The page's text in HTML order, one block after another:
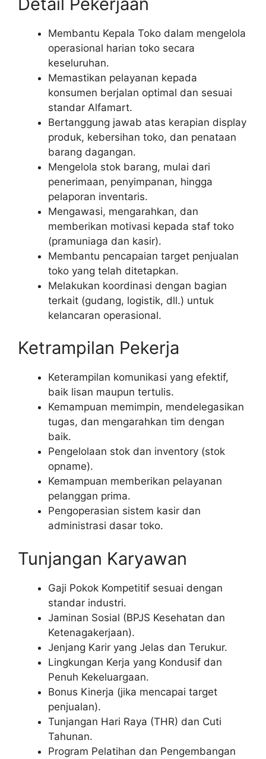
Membantu Kepala Toko dalam mengelola
operasional harian toko secara
keseluruhan.
Memastikan pelayanan kepada
konsumen berjalan optimal dan sesuai
standar Alfamart.
Bertanggung jawab atas kerapian display
produk, kebersihan toko, dan penataan
barang dagangan.
Mengelola stok barang, mulai dari
penerimaan, penyimpanan, hingga
pelaporan inventaris.
Mengawasi, mengarahkan, dan
memberikan motivasi kepada staf toko
(pramuniaga dan kasir).
Membantu pencapaian target penjualan
toko yang telah ditetapkan.
Melakukan koordinasi dengan bagian
terkait (gudang, logistik, dll.) untuk
kelancaran operasional.
Ketrampilan Pekerja
Keterampilan komunikasi yang efektif,
baik lisan maupun tertulis.
Kemampuan memimpin, mendelegasikan
tugas, dan mengarahkan tim dengan
baik.
Pengelolaan stok dan inventory (stok
opname).
Kemampuan memberikan pelayanan
pelanggan prima.
Pengoperasian sistem kasir dan
administrasi dasar toko.
Tunjangan Karyawan
Gaji Pokok Kompetitif sesuai dengan
standar industri.
Jaminan Sosial (BPJS Kesehatan dan
Ketenagakerjaan).
Jenjang Karir yang Jelas dan Terukur.
Lingkungan Kerja yang Kondusif dan
Penuh Kekeluargaan.
Bonus Kinerja (jika mencapai target
penjualan).
Tunjangan Hari Raya (THR) dan Cuti
Tahunan.
Program Pelatihan dan Pengembangan